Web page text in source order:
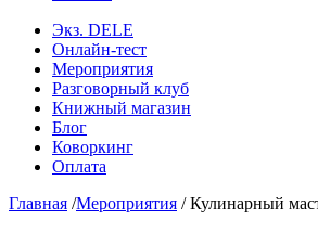
Экз. DELE
Онлайн-тест
Мероприятия
Разговорный клуб
Книжный магазин
Блог
Коворкинг
Оплата
Главная /Мероприятия / Кулинарный